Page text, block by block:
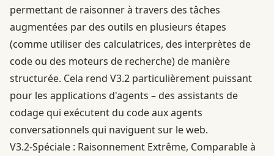
permettant de raisonner à travers des tâches
augmentées par des outils en plusieurs étapes
(comme utiliser des calculatrices, des interprètes de
code ou des moteurs de recherche) de manière
structurée. Cela rend V3.2 particulièrement puissant
pour les applications d'agents – des assistants de
codage qui exécutent du code aux agents
conversationnels qui naviguent sur le web.
V3.2-Spéciale : Raisonnement Extrême, Comparable à